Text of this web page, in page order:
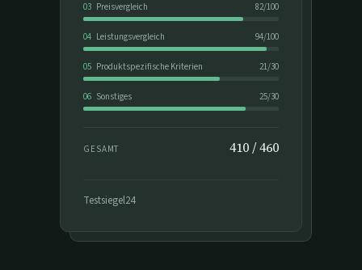
03 Preisvergleich 82/100
04 Leistungsvergleich 94/100
05 Produktspezifische Kriterien 21/30
06 Sonstiges 25/30
GESAMT 410/460
Testsiegel24